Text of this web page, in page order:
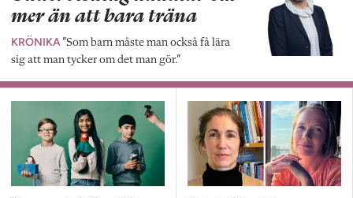
mer än att bara träna
KRÖNIKA”Som barn måste man också få lära
sig att man tycker om det man gör.”